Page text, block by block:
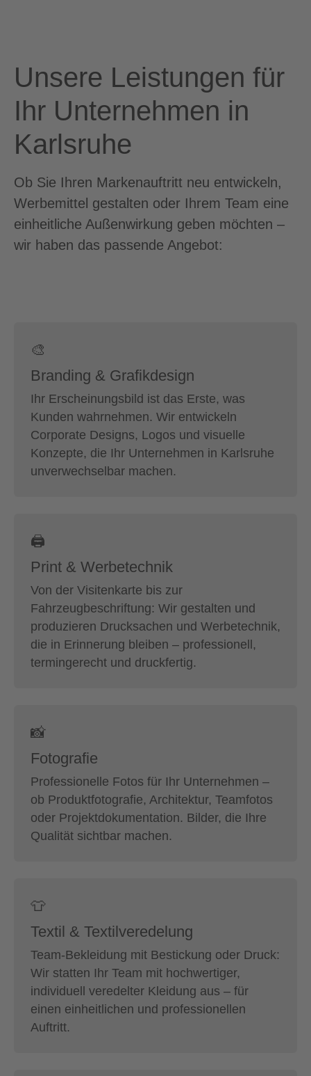
Unsere Leistungen für
Ihr Unternehmen in
Karlsruhe
Ob Sie Ihren Markenauftritt neu entwickeln,
Werbemittel gestalten oder Ihrem Team eine
einheitliche Außenwirkung geben möchten –
wir haben das passende Angebot:
🎨
Branding & Grafikdesign
Ihr Erscheinungsbild ist das Erste, was
Kunden wahrnehmen. Wir entwickeln
Corporate Designs, Logos und visuelle
Konzepte, die Ihr Unternehmen in Karlsruhe
unverwechselbar machen.
🖨
Print & Werbetechnik
Von der Visitenkarte bis zur
Fahrzeugbeschriftung: Wir gestalten und
produzieren Drucksachen und Werbetechnik,
die in Erinnerung bleiben – professionell,
termingerecht und druckfertig.
📸
Fotografie
Professionelle Fotos für Ihr Unternehmen –
ob Produktfotografie, Architektur, Teamfotos
oder Projektdokumentation. Bilder, die Ihre
Qualität sichtbar machen.
👕
Textil & Textilveredelung
Team-Bekleidung mit Bestickung oder Druck:
Wir statten Ihr Team mit hochwertiger,
individuell veredelter Kleidung aus – für
einen einheitlichen und professionellen
Auftritt.